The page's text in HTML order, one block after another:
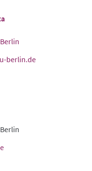
berlin.de